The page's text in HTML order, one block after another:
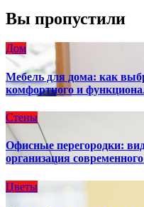
Вы пропустили
Дом
Мебель для дома: как
комфортного и
Стены
Офисные перегородки:
организация
Цветы